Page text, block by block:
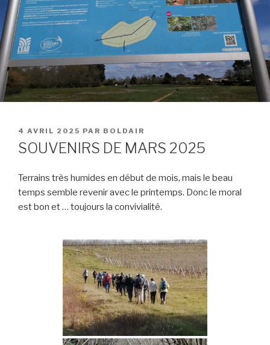
PUBLIÉ
LE
4 AVRIL 2025 PAR BOLDAIR
SOUVENIRS DE MARS 2025
Terrains très humides en début de mois, mais le beau
temps semble revenir avec le printemps. Donc le moral
est bon et … toujours la convivialité.